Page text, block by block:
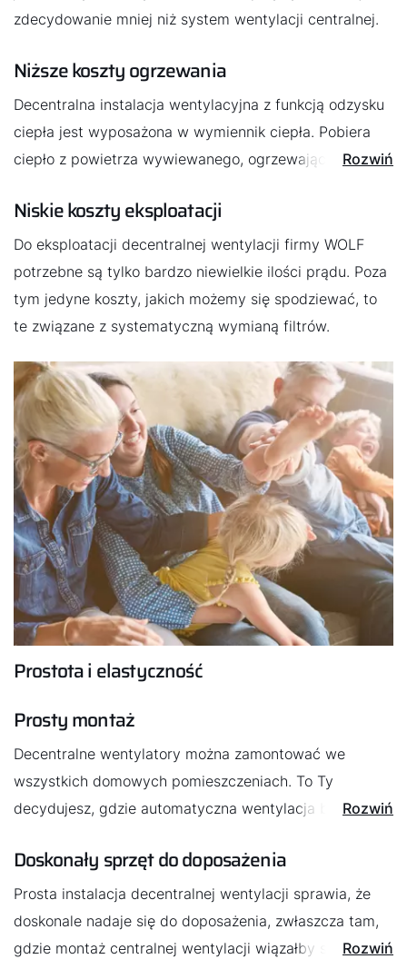
zdecydowanie mniej niż system wentylacji centralnej.
Niższe koszty ogrzewania
Decentralna instalacja wentylacyjna z funkcją odzysku
ciepła jest wyposażona w wymiennik ciepła. Pobiera
ciepło z powietrza wywiewanego, ogrzewając tym
zastosowaniu takiego rozwiązania nie tracimy prawie
wcale ciepła grzewczego.
Rozwiń
Niskie koszty eksploatacji
Do eksploatacji decentralnej wentylacji firmy WOLF
potrzebne są tylko bardzo niewielkie ilości prądu. Poza
tym jedyne koszty, jakich możemy się spodziewać, to
te związane z systematyczną wymianą filtrów.
Prostota i elastyczność
Prosty montaż
Decentralne wentylatory można zamontować we
wszystkich domowych pomieszczeniach. To Ty
decydujesz, gdzie automatyczna wentylacja będzie
jedynie przepust ścienny oraz przyłącze prądowe.
Instalacja nie zajmuje także dużo miejsca.
Rozwiń
Doskonały sprzęt do doposażenia
Prosta instalacja decentralnej wentylacji sprawia, że
doskonale nadaje się do doposażenia, zwłaszcza tam,
gdzie montaż centralnej wentylacji wiązałby się zeRozwiń
Cześć!
Jak możemy Ci pomóc?
Znajdź swojego eksperta
Przydatne linki
Kariera
Kontakt